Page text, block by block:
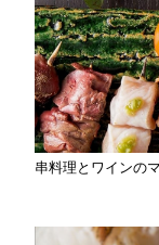
串料理とワインの